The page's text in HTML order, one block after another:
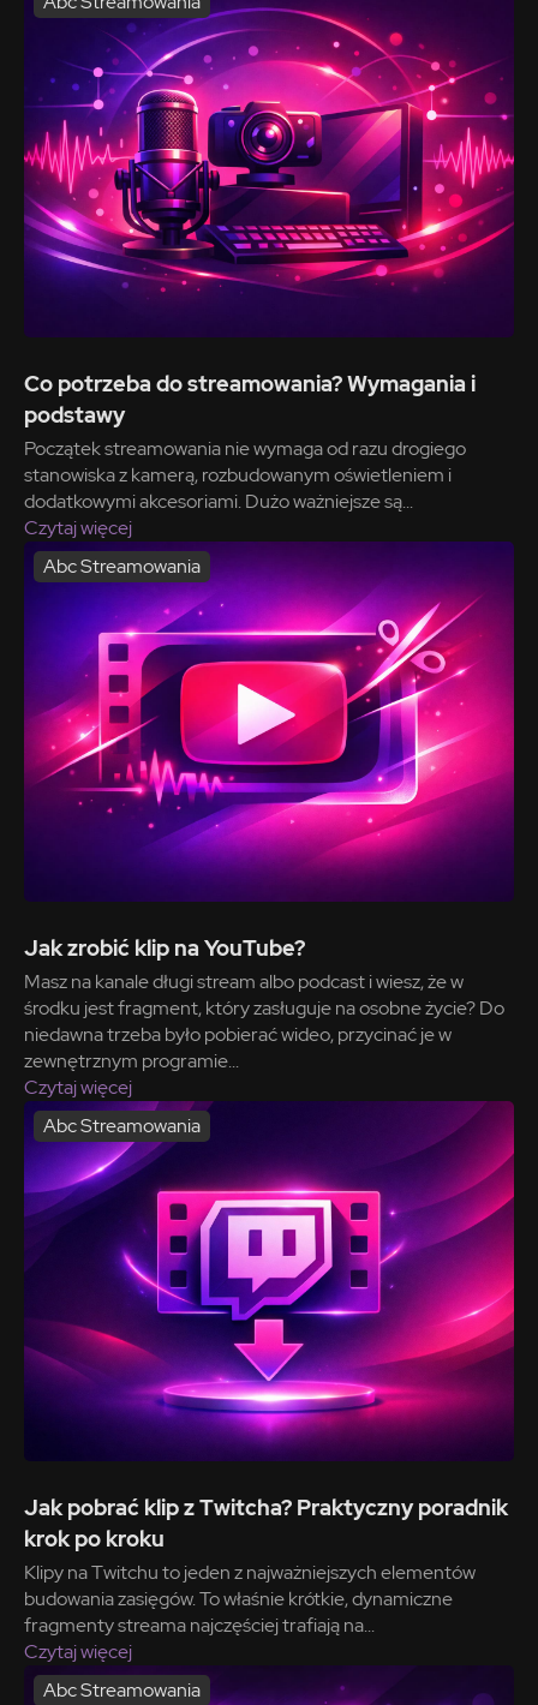
Co potrzeba do streamowania? Wymagania i
podstawy
Początek streamowania nie wymaga od razu drogiego
stanowiska z kamerą, rozbudowanym oświetleniem i
dodatkowymi akcesoriami. Dużo ważniejsze są...
Czytaj więcej
Abc Streamowania
Jak zrobić klip na YouTube?
Masz na kanale długi stream albo podcast i wiesz, że w
środku jest fragment, który zasługuje na osobne życie? Do
niedawna trzeba było pobierać wideo, przycinać je w
zewnętrznym programie...
Czytaj więcej
Abc Streamowania
Jak pobrać klip z Twitcha? Praktyczny poradnik
krok po kroku
Klipy na Twitchu to jeden z najważniejszych elementów
budowania zasięgów. To właśnie krótkie, dynamiczne
fragmenty streama najczęściej trafiają na...
Czytaj więcej
Abc Streamowania